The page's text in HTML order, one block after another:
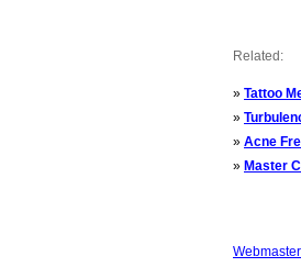
Related:
» Tattoo
»
» Acne
» Master